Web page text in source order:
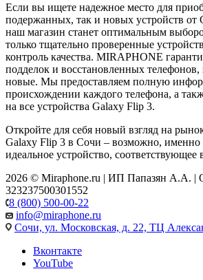
Если вы ищете надежное место для
подержанных, так и новых устройств от
наш магазин станет оптимальным
только тщательно проверенные
контроль качества. MIRAPHONE
подделок и восстановленных
новые. Мы предоставляем полную
происхождении каждого телефона, а
на все устройства Galaxy Flip 3.
Откройте для себя новый взгляд на
Galaxy Flip 3 в Сочи – возможно, именно
идеальное устройство,
2026 © Miraphone.ru | ИП Папазян А.А.
323237500301552
8 (800) 500-00-22
info@miraphone.ru
Сочи, ул. Московская, д. 22, ТЦ
Вконтакте
YouTube